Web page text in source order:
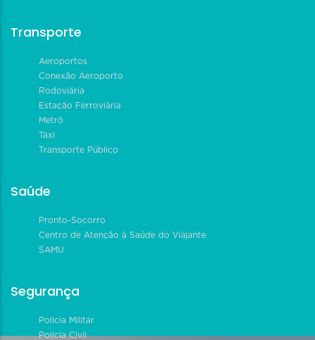
Transporte
Aeroportos
Conexão Aeroporto
Rodoviária
Estação Ferroviária
Metrô
Táxi
Transporte Público
Saúde
Pronto-Socorro
Centro de Atenção à Saúde do Viajante
SAMU
Segurança
Polícia Militar
Polícia Civil